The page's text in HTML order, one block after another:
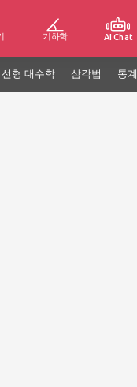
기하학 AI Chat
선형 대수학 삼각법 통계